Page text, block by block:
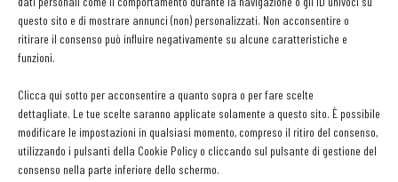
questo sito e di mostrare annunci (non) personalizzati. Non acconsentire o
ritirare il consenso può influire negativamente su alcune caratteristiche e
funzioni.
Clicca qui sotto per acconsentire a quanto sopra o per fare scelte
dettagliate. Le tue scelte saranno applicate solamente a questo sito. È possibile
modificare le impostazioni in qualsiasi momento, compreso il ritiro del consenso,
utilizzando i pulsanti della Cookie Policy o cliccando sul pulsante di gestione del
consenso nella parte inferiore dello schermo.
Il girarrosto – Alessandro Baronti
L’enoteca – Tannico
La cucina di pesce – Ruggero Orlando
Il cocktail bar – Flavio Angiolillo
Il fish bar – Jérémie Depruneaux
Il ristorante – Piero e Luca Landi